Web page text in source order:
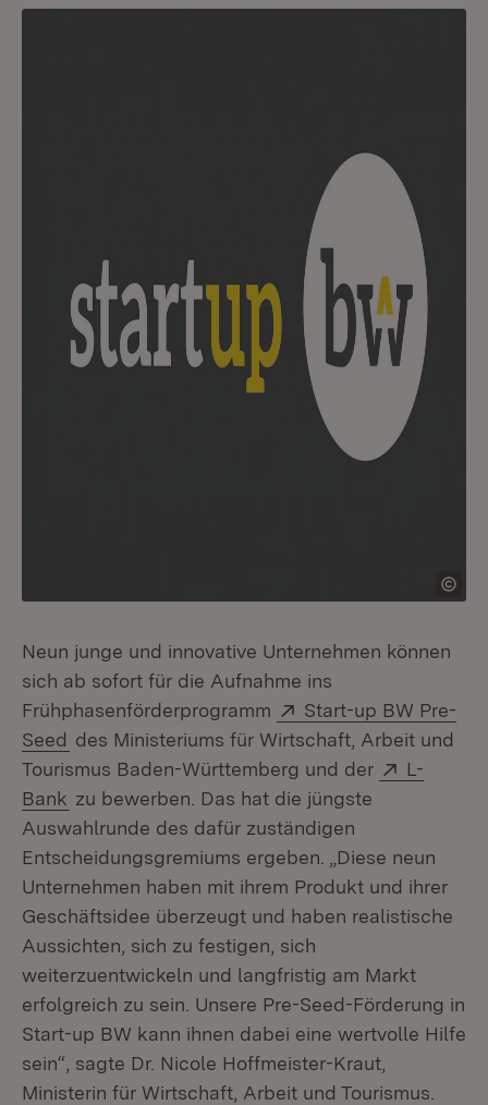
Neun junge und innovative Unternehmen können
sich ab sofort für die Aufnahme ins
Frühphasenförderprogramm
Extern:
Start-up BW Pre-
Seed (Öffnet in neuem Fenster)
des Ministeriums für Wirtschaft, Arbeit und
Tourismus Baden-Württemberg und der
Extern:
L-
Bank (Öffnet in neuem Fenster)
zu bewerben. Das hat die jüngste
Auswahlrunde des dafür zuständigen
Entscheidungsgremiums ergeben. „Diese neun
Unternehmen haben mit ihrem Produkt und ihrer
Geschäftsidee überzeugt und haben realistische
Aussichten, sich zu festigen, sich
weiterzuentwickeln und langfristig am Markt
erfolgreich zu sein. Unsere Pre-Seed-Förderung in
Start-up BW kann ihnen dabei eine wertvolle Hilfe
sein“, sagte Dr. Nicole Hoffmeister-Kraut,
Ministerin für Wirtschaft, Arbeit und Tourismus.